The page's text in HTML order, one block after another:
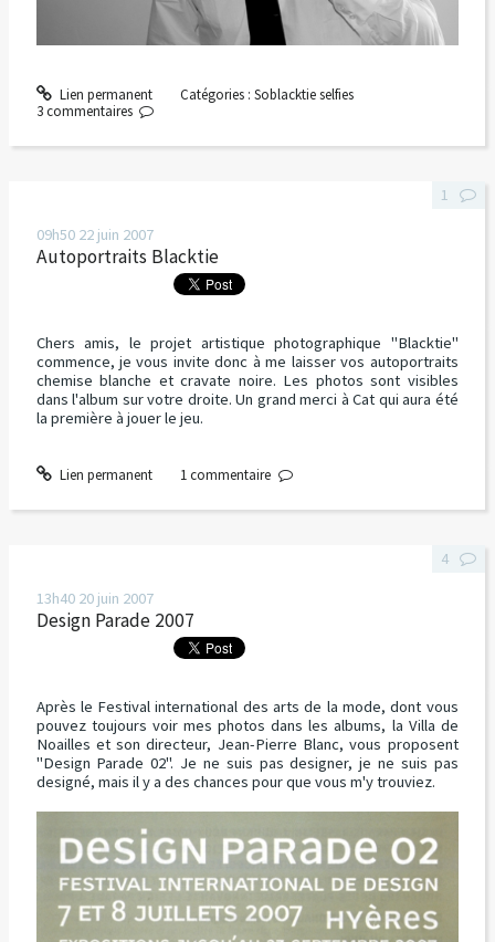
Lien permanent Catégories : Soblacktie selfies
3 commentaires
09h50 22 juin 2007
Autoportraits Blacktie
Chers amis, le projet artistique photographique "Blacktie"
commence, je vous invite donc à me laisser vos autoportraits
chemise blanche et cravate noire. Les photos sont visibles
dans l'album sur votre droite. Un grand merci à Cat qui aura été
la première à jouer le jeu.
Lien permanent
1
1commentaire
13h40 20 juin 2007
Design Parade 2007
Après le Festival international des arts de la mode, dont vous
pouvez toujours voir mes photos dans les albums, la Villa de
Noailles et son directeur, Jean-Pierre Blanc, vous proposent
"Design Parade 02". Je ne suis pas designer, je ne suis pas
designé, mais il y a des chances pour que vous m'y trouviez.
4